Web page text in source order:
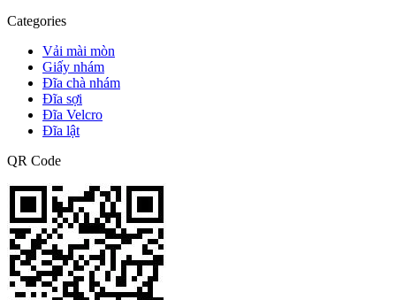
Categories
Vải mài mòn
Giấy nhám
Đĩa chà nhám
Đĩa sợi
Đĩa Velcro
Đĩa lật
QR Code